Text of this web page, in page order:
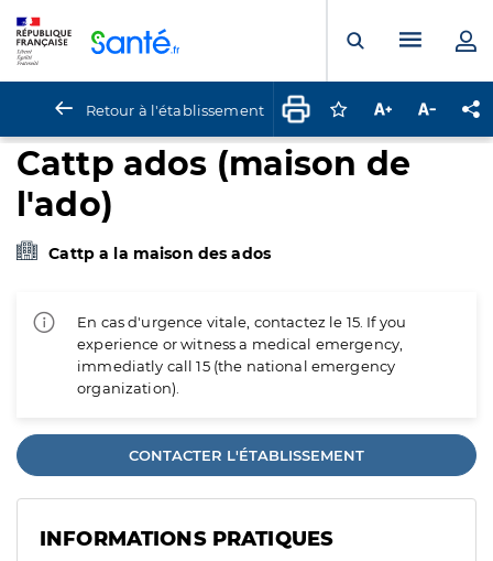
Ouvrir laMenu
Retour à l'établissement Connectez-vous
Augmenter la
Cattp ados (maison de
l'ado)
Cattp a la maison des ados
En cas d'urgence vitale, contactez le 15. If you
experience or witness a medical emergency,
immediatly call 15 (the national emergency
organization).
CONTACTER L'ÉTABLISSEMENT
INFORMATIONS PRATIQUES